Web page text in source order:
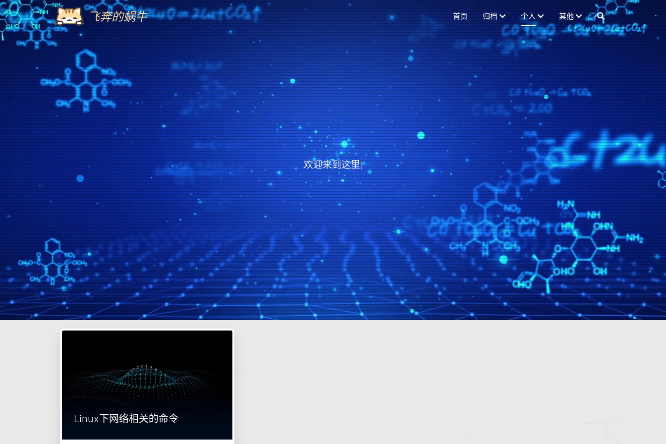
飞奔的蜗牛 首页 归档 个人 其他
欢迎来到这里，也欢迎大|
Linux下网络相关的命令